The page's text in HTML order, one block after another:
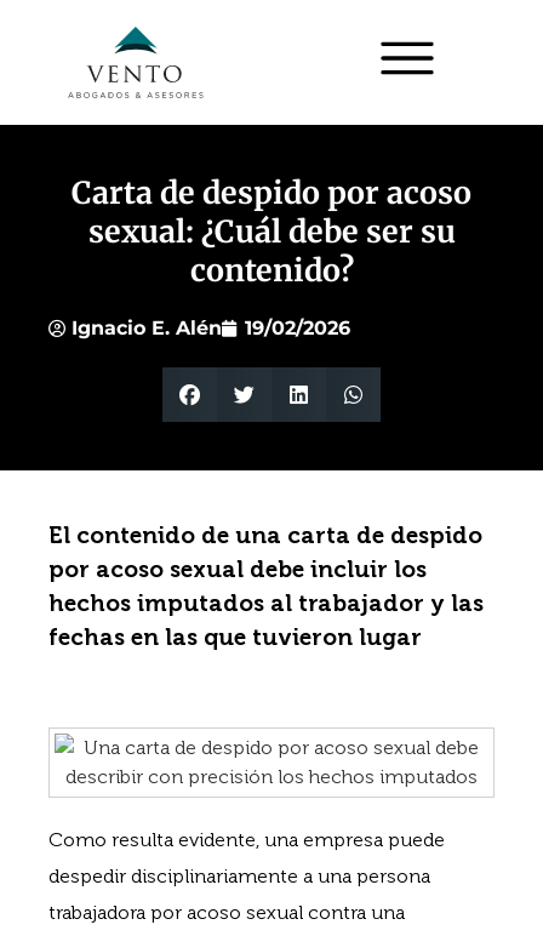
Carta de despido por acoso
sexual: ¿Cuál debe ser su
contenido?
Ignacio E. Alén 19/02/2026
El contenido de una carta de despido
por acoso sexual debe incluir los
hechos imputados al trabajador y las
fechas en las que tuvieron lugar
Como resulta evidente, una empresa puede
despedir disciplinariamente a una persona
trabajadora por acoso sexual contra una